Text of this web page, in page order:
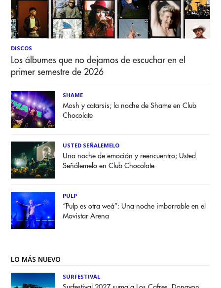
DISCOS
Los álbumes que no dejamos de escuchar en el
primer semestre de 2026
SHAME
Mosh y catarsis; la noche de Shame en Club
Chocolate
USTED SEÑALEMELO
Una noche de emoción y reencuentro; Usted
Señálemelo en Club Chocolate
PULP
“Pulp es otra weá”: Una noche imborrable en el
Movistar Arena
LO MÁS NUEVO
SURFESTIVAL